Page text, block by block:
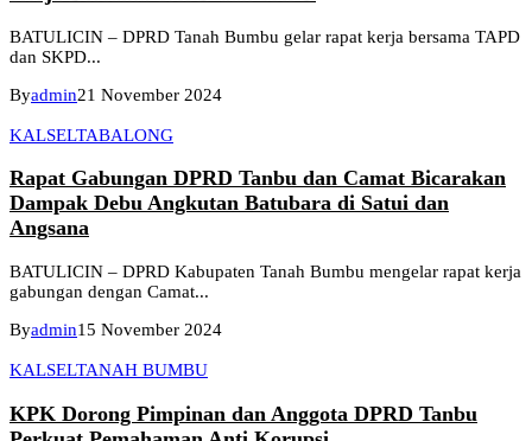
BATULICIN – DPRD Tanah Bumbu gelar rapat kerja bersama TAPD
dan SKPD...
Byadmin21 November 2024
KALSELTABALONG
Rapat Gabungan DPRD Tanbu dan Camat Bicarakan
Dampak Debu Angkutan Batubara di Satui dan
Angsana
BATULICIN – DPRD Kabupaten Tanah Bumbu mengelar rapat kerja
gabungan dengan Camat...
Byadmin15 November 2024
KALSELTANAH BUMBU
KPK Dorong Pimpinan dan Anggota DPRD Tanbu